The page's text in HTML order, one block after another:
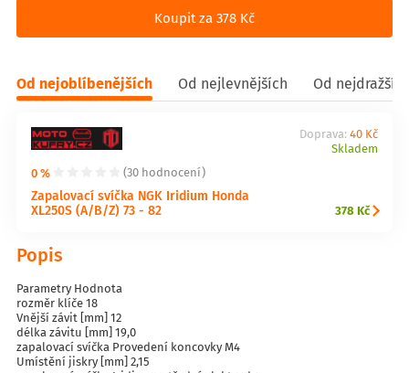
Koupit za 378 Kč
Od nejoblíbenějších Od nejlevnějších Od
0 % (30 hodnocení)
Zapalovací svíčka NGK Iridium Honda
XL250S (A/B/Z) 73 - 82
Doprava: 40 Kč
Skladem
378 Kč
Popis
Parametry Hodnota
rozměr klíče 18
Vnější závit [mm] 12
délka závitu [mm] 19,0
zapalovací svíčka Provedení koncovky M4
Umístění jiskry [mm] 2,15